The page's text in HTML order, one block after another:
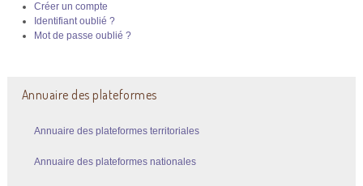
Créer un compte
Identifiant oublié ?
Mot de passe oublié ?
Annuaire des plateformes
Annuaire des plateformes territoriales
Annuaire des plateformes nationales